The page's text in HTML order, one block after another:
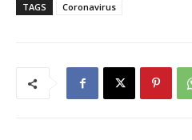
TAGS Coronavirus